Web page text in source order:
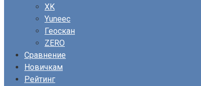
XK
Yuneec
Геоскан
ZERO
Сравнение
Новичкам
Рейтинг